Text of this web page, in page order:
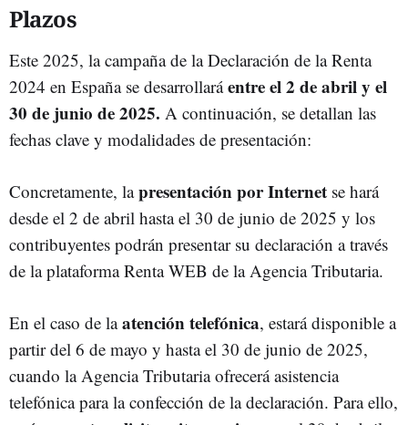
Plazos
Este 2025, la campaña de la Declaración de la Renta
2024 en España se desarrollaráentre el 2 de abril y el
30 de junio de 2025. A continuación, se detallan las
fechas clave y modalidades de presentación:
Concretamente, lapresentación por Internet se hará
desde el 2 de abril hasta el 30 de junio de 2025 y los
contribuyentes podrán presentar su declaración a través
de la plataforma Renta WEB de la Agencia Tributaria.
En el caso de laatención telefónica, estará disponible a
partir del 6 de mayo y hasta el 30 de junio de 2025,
cuando la Agencia Tributaria ofrecerá asistencia
telefónica para la confección de la declaración. Para ello,